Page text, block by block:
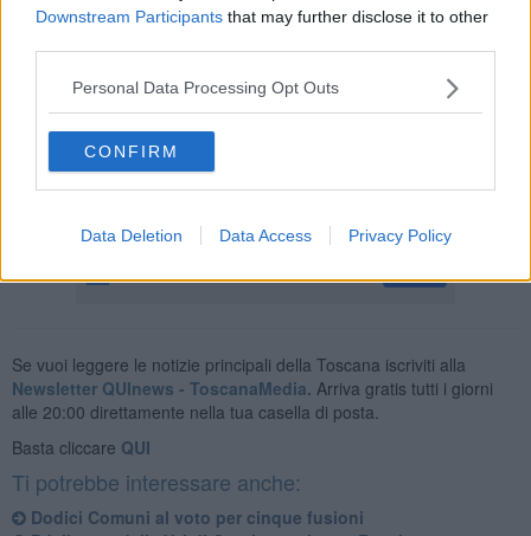
Downstream Participants that may further disclose it to other
Personal Data Processing Opt Outs
CONFIRM
Data Deletion Data Access Privacy Policy
In Casentino: Bibbiena6%; Chiusi della Verna13%
; Chitignano
; Castel Focognano 3%; Ortigano Raggiolo
In Valdarno: Pergine Valdarno12,06%; Laterina8.96%
All'Elba: Rio nell'Elba11,78%
In Garfagnana: Pieve Fosciana - ; Fosciandora - ; San Romano in
Se vuoi leggere le notizie principali della Toscana iscriviti alla
Newsletter QUInews - ToscanaMedia. Arriva gratis tutti i giorni
alle 20:00 direttamente nella tua casella di posta.
Basta cliccare QUI
Ti potrebbe interessare anche:
Dodici Comuni al voto per cinque fusioni